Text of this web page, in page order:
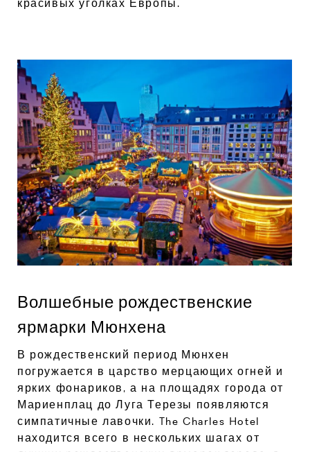
красивых уголках Европы.
Волшебные рождественские
ярмарки Мюнхена
В рождественский период Мюнхен
погружается в царство мерцающих огней и
ярких фонариков, а на площадях города от
Мариенплац до Луга Терезы появляются
симпатичные лавочки. The Charles Hotel
находится всего в нескольких шагах от